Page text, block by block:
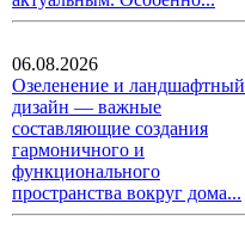
06.08.2026
Озеленение и ландшафтный
дизайн — важные
составляющие создания
гармоничного и
функционального
пространства вокруг дома...